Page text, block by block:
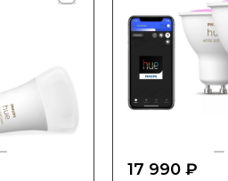
17 990 ₽